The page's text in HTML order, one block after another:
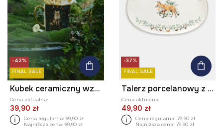
-42%
FINAL SALE
Kubek ceramiczny wzorzysty 460 ml
Cena aktualna:
39,90 zł
Cena regularna: 69,90 zł
Najniższa cena: 69,90 zł
-37%
FINAL SALE
Talerz porcelanowy z ozdobnym wzorem
Cena aktualna:
49,90 zł
Cena regularna: 79,90 zł
Najniższa cena: 79,90 zł